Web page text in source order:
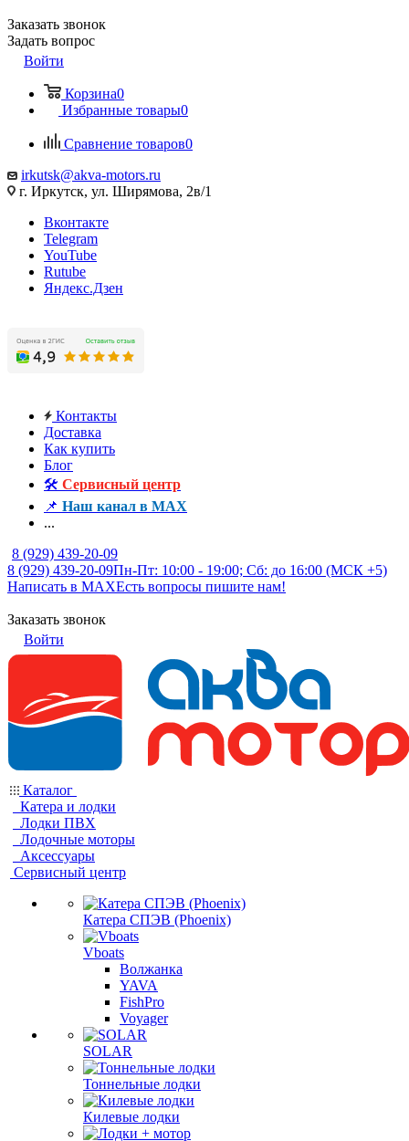
Заказать звонок
Задать вопрос
Войти
Корзина0
Избранные товары0
Сравнение товаров0
irkutsk@akva-motors.ru
г. Иркутск, ул. Ширямова, 2в/1
Вконтакте
Telegram
YouTube
Rutube
Яндекс.Дзен
Контакты
Доставка
Как купить
Блог
🛠️ Сервисный центр
📌 Наш канал в MAX
...
8 (929) 439-20-09
8 (929) 439-20-09Пн-Пт: 10:00 - 19:00; Сб: до 16:00 (МСК +5)
Написать в MAXЕсть вопросы пишите нам!
Заказать звонок
Войти
Каталог
Катера и лодки
Лодки ПВХ
Лодочные моторы
Аксессуары
Сервисный центр
Катера СПЭВ (Phoenix)
Vboats
Волжанка
YAVA
FishPro
Voyager
SOLAR
Тоннельные лодки
Килевые лодки